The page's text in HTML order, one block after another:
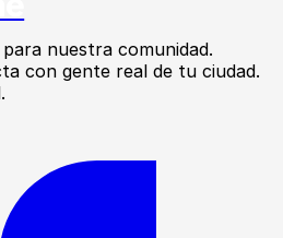
nuestra comunidad.
con gente real de tu ciudad.